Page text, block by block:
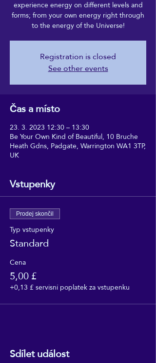
experience energy on different levels and
forms; from your own energy right through
to the energy of the Universe!
Registration is closed
See other events
Čas a místo
23. 3. 2023 12:30 – 13:30
Be Your Own Kind of Beautiful, 10 Bruche
Heath Gdns, Padgate, Warrington WA1 3TP,
UK
Vstupenky
Prodej skončil
Typ vstupenky
Standard
Cena
5,00 £
+0,13 £ servisní poplatek za vstupenku
Sdílet událost